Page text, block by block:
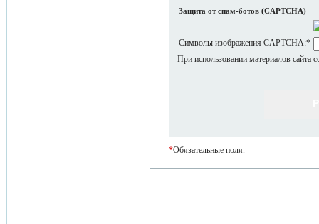
Защита от спам-ботов (CAPTCHA)
Символы изображения CAPTCHA:*
При использовании материалов сайта
*Обязательные поля.